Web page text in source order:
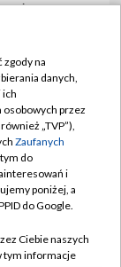
zgody na
danych,
ich
przez
„TVP”),
Zaufanych
do
i
poniżej, a
do Google.
Ciebie naszych
tym informacje